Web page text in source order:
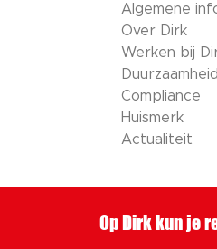
Algemene
Over Dirk
Werken bij
Duurzaamheid
Compliance
Huismerk
Actualiteit
Op Dirk kun je